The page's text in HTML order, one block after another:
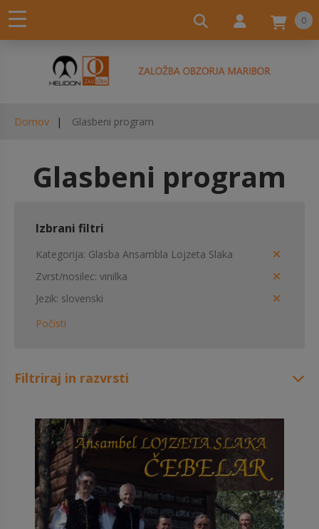
0
Domov Glasbeni program
Glasbeni program
Izbrani filtri
Kategorija Glasba Ansambla Lojzeta Slaka
Zvrst/nosilec vinilka
Jezik slovenski
Počisti
Filtriraj in razvrsti